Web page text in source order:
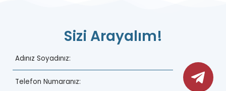
Sizi Arayalım!